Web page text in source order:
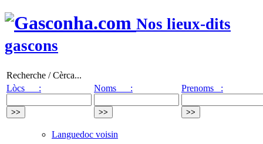
Nos lieux-dits
gascons
Recherche / Cèrca...
Lòcs :
Noms : Prenoms :
Languedoc voisin